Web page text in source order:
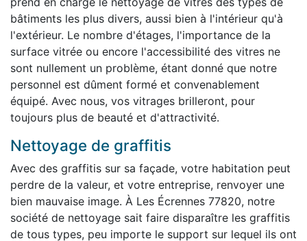
bâtiments les plus divers, aussi bien à l'intérieur qu'à
l'extérieur. Le nombre d'étages, l'importance de la
surface vitrée ou encore l'accessibilité des vitres ne
sont nullement un problème, étant donné que notre
personnel est dûment formé et convenablement
équipé. Avec nous, vos vitrages brilleront, pour
toujours plus de beauté et d'attractivité.
Nettoyage de graffitis
Avec des graffitis sur sa façade, votre habitation peut
perdre de la valeur, et votre entreprise, renvoyer une
bien mauvaise image. À Les Écrennes 77820, notre
société de nettoyage sait faire disparaître les graffitis
de tous types, peu importe le support sur lequel ils ont